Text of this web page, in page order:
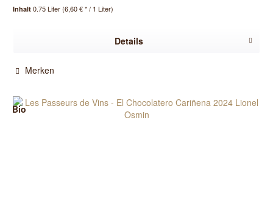
Inhalt0.75 Liter(6,60 € * / 1 Liter)
Details
Merken
Bio